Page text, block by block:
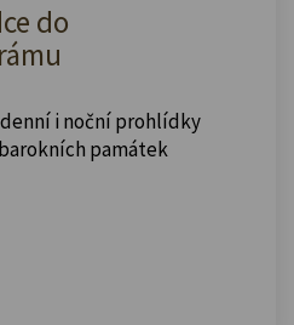
do
i noční prohlídky
památek